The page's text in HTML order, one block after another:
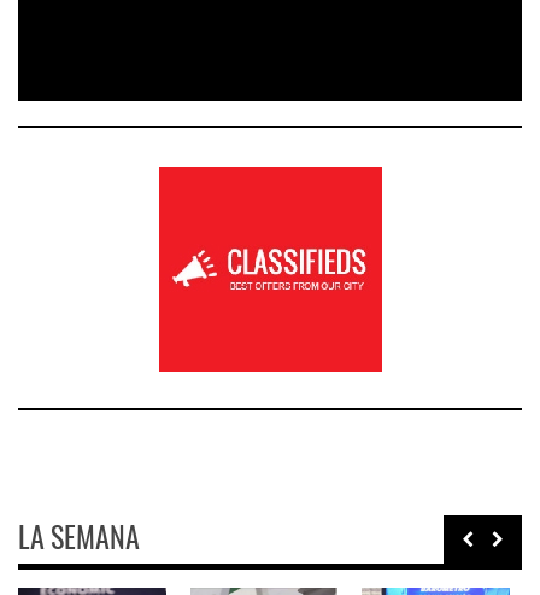
LA SEMANA